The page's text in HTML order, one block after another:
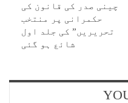
چینی صدر کی قانون کی
حکمرانی پر منتخب
تحریریں” کی جلد اول
شائع ہو گئی